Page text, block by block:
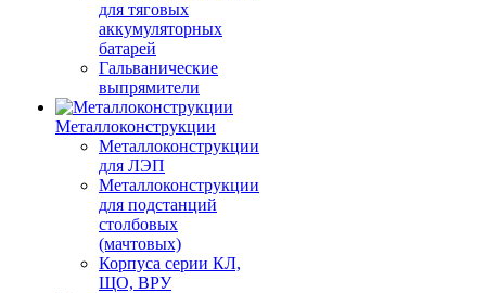
для тяговых
аккумуляторных
батарей
Гальванические
выпрямители
Металлоконструкции
Металлоконструкции
для ЛЭП
Металлоконструкции
для подстанций
столбовых
(мачтовых)
Корпуса серии КЛ,
ЩО, ВРУ